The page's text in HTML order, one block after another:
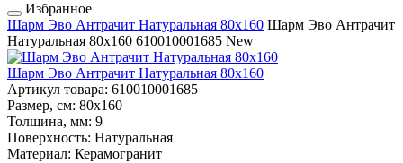
Избранное
Шарм Эво Антрачит Натуральная 80x160 Шарм Эво Антрачит
Натуральная 80x160 610010001685 New
Шарм Эво Антрачит Натуральная 80x160
Артикул товара: 610010001685
Размер, см: 80x160
Толщина, мм: 9
Поверхность: Натуральная
Материал: Керамогранит